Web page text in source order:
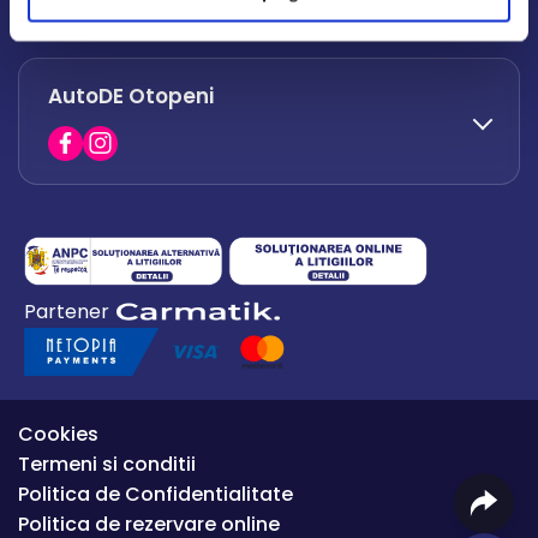
office.afumati@autode.ro
0730 063 852
0730 063 851
AutoDE Otopeni
0754 649 360
office.premium@autode.ro
Partener
Cookies
Termeni si conditii
Politica de Confidentialitate
Politica de rezervare online